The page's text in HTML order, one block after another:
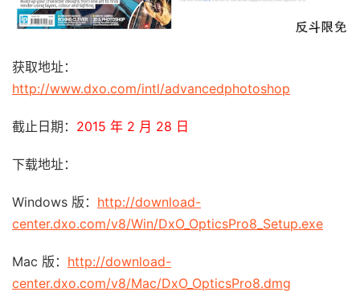
获取地址：
http://www.dxo.com/intl/advancedphotoshop
截止日期： 2015 年 2 月 28 日
下载地址：
Windows 版： http://download-
center.dxo.com/v8/Win/DxO_OpticsPro8_Setup.exe
Mac 版： http://download-
center.dxo.com/v8/Mac/DxO_OpticsPro8.dmg